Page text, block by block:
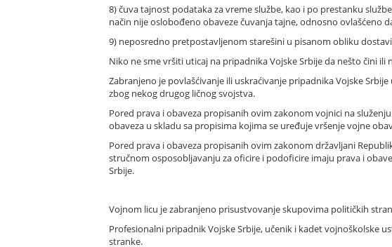
8) čuva tajnost podataka za vreme službe, kao i po prestanku
način nije oslobođeno obaveze čuvanja tajne, odnosno ovlašćeno
9) neposredno pretpostavljenom starešini u pisanom obliku
Niko ne sme vršiti uticaj na pripadnika Vojske Srbije da nešto čini
Zabranjeno je povlašćivanje ili uskraćivanje pripadnika Vojske
zbog nekog drugog ličnog svojstva.
Pored prava i obaveza propisanih ovim zakonom vojnici na
obaveza u skladu sa propisima kojima se uređuje vršenje vojne
Pored prava i obaveza propisanih ovim zakonom državljani
stručnom osposobljavanju za oficire i podoficire imaju prava i
Srbije.
Vojnom licu je zabranjeno prisustvovanje skupovima političkih
Profesionalni pripadnik Vojske Srbije, učenik i kadet vojnoškolske
stranke.